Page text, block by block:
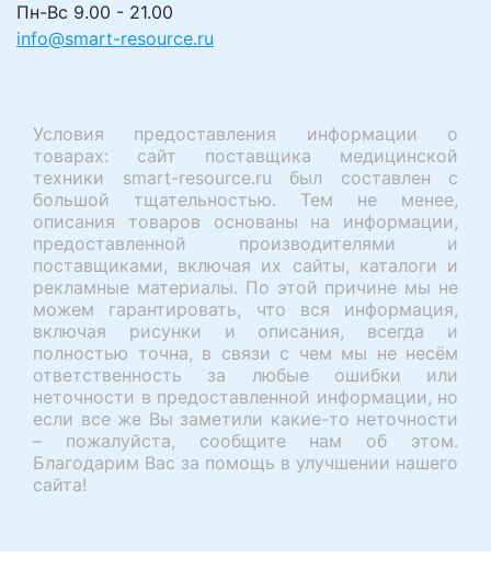
Пн-Вс 9.00 - 21.00
info@smart-resource.ru
Условия предоставления информации о
товарах: сайт поставщика медицинской
техники smart-resource.ru был составлен с
большой тщательностью. Тем не менее,
описания товаров основаны на информации,
предоставленной производителями и
поставщиками, включая их сайты, каталоги и
рекламные материалы. По этой причине мы не
можем гарантировать, что вся информация,
включая рисунки и описания, всегда и
полностью точна, в связи с чем мы не несём
ответственность за любые ошибки или
неточности в предоставленной информации, но
если все же Вы заметили какие-то неточности
– пожалуйста, сообщите нам об этом.
Благодарим Вас за помощь в улучшении нашего
сайта!